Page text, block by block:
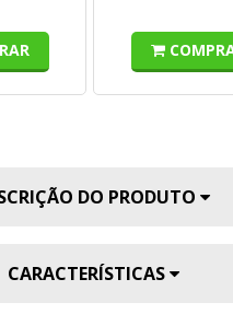
DO PRODUTO
CARACTERÍSTICAS